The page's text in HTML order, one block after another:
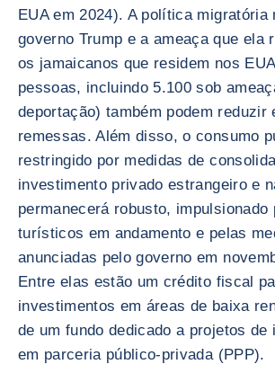
EUA em 2024). A política migratória
governo Trump e a ameaça que ela
os jamaicanos que residem nos
pessoas, incluindo 5.100 sob
deportação) também podem reduzir
remessas. Além disso, o consumo
restringido por medidas de
investimento privado estrangeiro e
permanecerá robusto, impulsionado
turísticos em andamento e pelas
anunciadas pelo governo em
Entre elas estão um crédito fiscal
investimentos em áreas de baixa
de um fundo dedicado a projetos de
em parceria público-privada (PPP).